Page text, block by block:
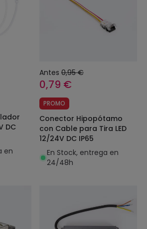
DC
en
Antes 0,95 €
0,79 €
PROMO
Conector Hipopótamo
con Cable para Tira LED
12/24V DC IP65
En Stock, entrega en
24/48h